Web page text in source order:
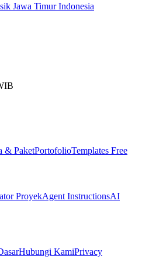
Jawa Timur Indonesia
& PaketPortofolioTemplates Free
ProyekAgent InstructionsAI
Hubungi KamiPrivacy